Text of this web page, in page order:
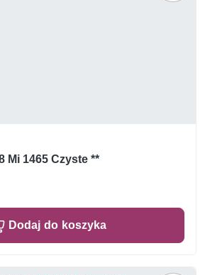
Mi 1465 Czyste **
Dodaj do koszyka